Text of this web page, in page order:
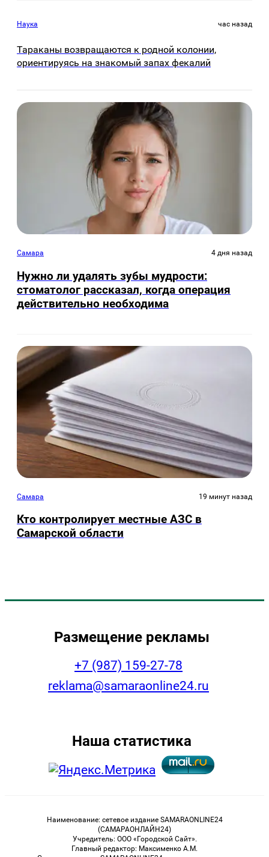
Наука час назад
Тараканы возвращаются к родной колонии,
ориентируясь на знакомый запах фекалий
Самара 4 дня назад
Нужно ли удалять зубы мудрости:
стоматолог рассказал, когда операция
действительно необходима
Самара 19 минут назад
Кто контролирует местные АЗС в
Самарской области
Размещение рекламы
+7 (987) 159-27-78
reklama@samaraonline24.ru
Наша статистика
Наименование: сетевое издание SAMARAONLINE24
(САМАРАОНЛАЙН24)
Учредитель: ООО «Городской Сайт».
Главный редактор: Максименко А.М.